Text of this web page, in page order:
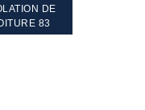
DE
83